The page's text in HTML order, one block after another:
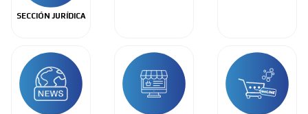
SECCIÓN JURÍDICA